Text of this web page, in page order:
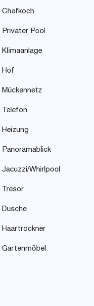
Chefkoch
Privater Pool
Klimaanlage
Hof
Mückennetz
Telefon
Heizung
Panoramablick
Jacuzzi/Whirlpool
Tresor
Dusche
Haartrockner
Gartenmöbel